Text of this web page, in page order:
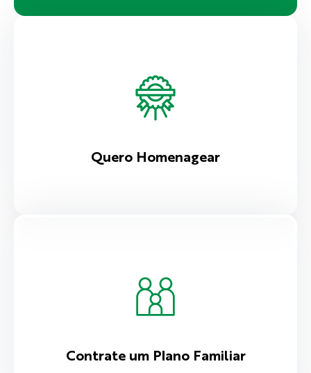
Quero Homenagear
Contrate um Plano Familiar